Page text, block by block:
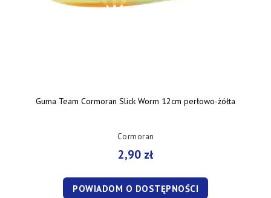
Guma Team Cormoran Slick Worm 12cm perłowo-żółta
Cormoran
2,90 zł
POWIADOM O DOSTĘPNOŚCI